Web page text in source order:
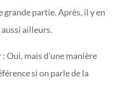
grande partie. Après, il y en
aussi ailleurs.
Oui, mais d’une manière
si on parle de la